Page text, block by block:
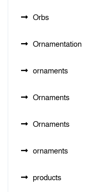
Orbs
Ornamentation
ornaments
Ornaments
Ornaments
ornaments
products